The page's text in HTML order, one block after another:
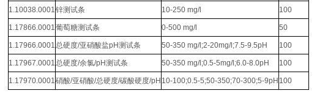
1.10038.0001锌测试条 10-250 mg/l 100
1.17866.0001葡萄糖测试条 0-500 mg/l 50
1.17966.0001总硬度/亚硝酸盐pH测试条 50-350 mg/l;2-20mg/l;7.5-9.5pH 100
1.17967.0001总硬度/余氯/pH测试条 50-350 mg/l;0.5-5mg/l;6.0-8.0pH 100
1.17970.0001硝酸/亚硝酸/总硬度/碳酸硬度/pH 10-100;0.5-5;50-350;70-300;5-9pH 100